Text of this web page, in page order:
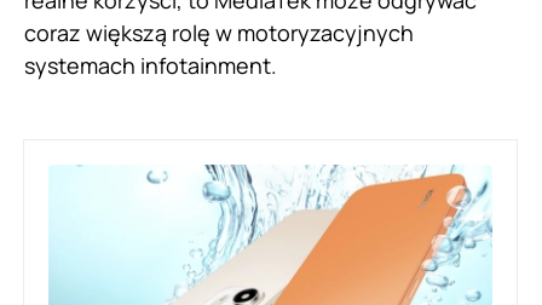
coraz większą rolę w motoryzacyjnych
systemach infotainment.